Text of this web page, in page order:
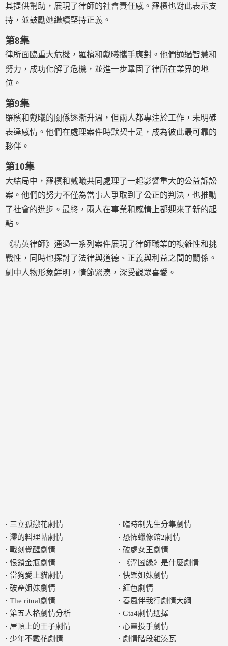
其提供幫助，展現了律師的社會責任感。羅檳也對此表示支
持，並鼓勵她繼續堅持正義。
第8集
律所面臨重大危機，羅檳和戴曦攜手應對。他們通過智慧和
努力，成功化解了危機，並進一步鞏固了律所在業界的地
位。
第9集
羅檳和戴曦的關係逐漸升溫，但兩人都專注於工作，未明確
表達感情。他們在處理案件時默契十足，成為彼此最可靠的
夥伴。
第10集
大結局中，羅檳和戴曦共同處理了一起影響重大的公益訴訟
案。他們的努力不僅為當事人爭取到了公正的判決，也推動
了社會的進步。最終，兩人在事業和感情上都迎來了新的起
點。
《精英律師》通過一系列案件展現了律師職業的複雜性和挑
戰性，同時也探討了法律與道德、正義與利益之間的關係。
劇中人物形象鮮明，情節緊湊，深受觀眾喜愛。
· 三立孤戀花劇情
· 澪的料理帖劇情
· 戰刻覺醒劇情
· 恨鎖金瓶劇情
· 當狗愛上貓劇情
· 破產姐妹劇情
· The ritual劇情
· 第五人格劇情分析
· 屋頂上的王子劇情
· 少年不戴花劇情
· 臨時制先生分集劇情
· 恐怖蠟像館2劇情
· 破處女王劇情
·
《浮圖緣》是什麼劇情
· 快樂姐妹劇情
· 紅色劇情
· 春風伴我行劇情大綱
· Gta4劇情選擇
· 心靈投手劇情
· 劇情階段雜湊瓦